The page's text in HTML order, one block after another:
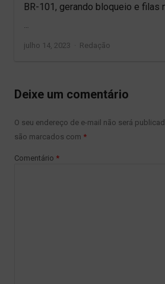
BR-101, gerando bloqueio e filas
julho 14, 2023 Author
Redação
Deixe um comentário
O seu endereço de e-mail não será
são marcados com *
Comentário *